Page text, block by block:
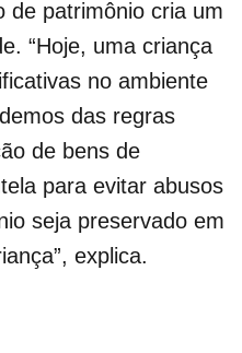
de patrimônio cria um
“Hoje, uma criança
no ambiente
das regras
de bens de
para evitar abusos
seja preservado em
explica.